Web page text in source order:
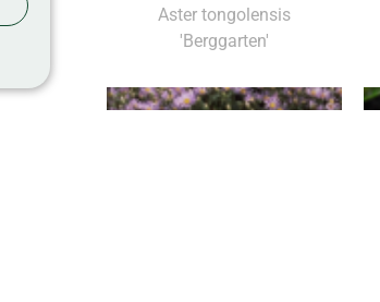
Aster tongolensis
'Berggarten'